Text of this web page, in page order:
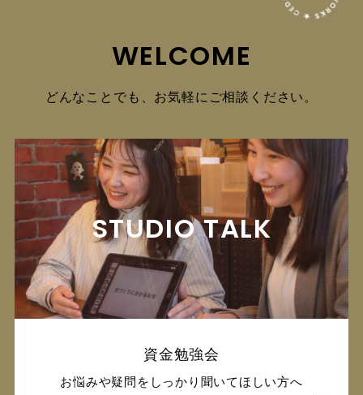
WELCOME
どんなことでも、お気軽にご相談ください。
STUDIO TALK
資金勉強会
お悩みや疑問をしっかり聞いてほしい方へ